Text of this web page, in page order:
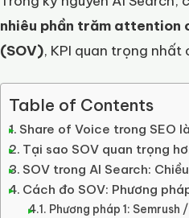
nhiêu phần trăm attention
(SOV), KPI quan trọng nhất
Table of Contents
Share of Voice trong SEO
Tại sao SOV quan trọng
SOV trong AI Search:
Cách đo SOV: Phương
Phương pháp 1: